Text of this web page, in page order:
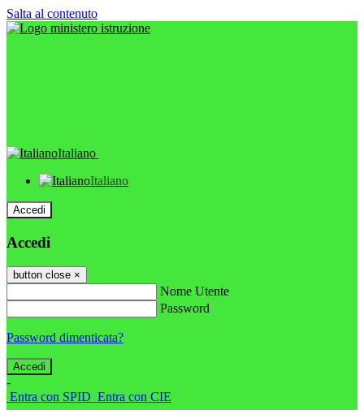
Salta al contenuto
Italiano
Italiano
Accedi
Accedi
button close ×
Nome Utente
Password
Password dimenticata?
-
Entra con SPID Entra con CIE